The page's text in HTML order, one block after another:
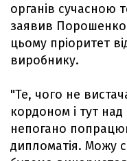
органів сучасною
заявив
цьому пріоритет
виробнику.
"Те, чого не
кордоном і тут
непогано
дипломатія. Можу